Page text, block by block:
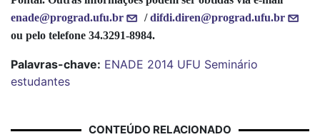
enade@prograd.ufu.br
/difdi.diren@prograd.ufu.br
ou pelo telefone 34.3291-8984.
Palavras-chave: ENADE 2014 UFU Seminário
estudantes
CONTEÚDO RELACIONADO